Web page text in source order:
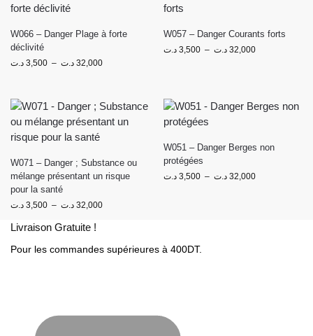
W066 – Danger Plage à forte
déclivité
3,500 د.ت – 32,000 د.ت
W057 – Danger Courants forts
3,500 د.ت – 32,000 د.ت
W071 – Danger ; Substance ou
mélange présentant un risque
pour la santé
3,500 د.ت – 32,000 د.ت
W051 – Danger Berges non
protégées
3,500 د.ت – 32,000 د.ت
Livraison Gratuite !
Pour les commandes supérieures à 400DT.